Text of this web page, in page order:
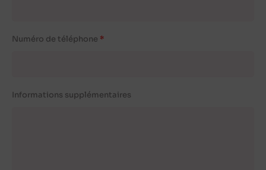
Numéro de téléphone
Informations supplémentaires